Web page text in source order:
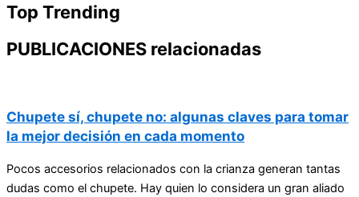
Top Trending
PUBLICACIONES relacionadas
Chupete sí, chupete no: algunas claves para tomar
la mejor decisión en cada momento
Pocos accesorios relacionados con la crianza generan tantas
dudas como el chupete. Hay quien lo considera un gran aliado